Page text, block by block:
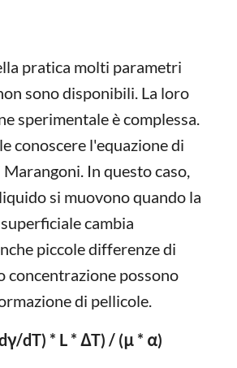
pratica molti parametri
sono disponibili. La loro
sperimentale è complessa.
conoscere l'equazione di
In questo caso,
si muovono quando la
cambia
piccole differenze di
concentrazione possono
di pellicole.
dT) * L * ΔT) / (μ * α)